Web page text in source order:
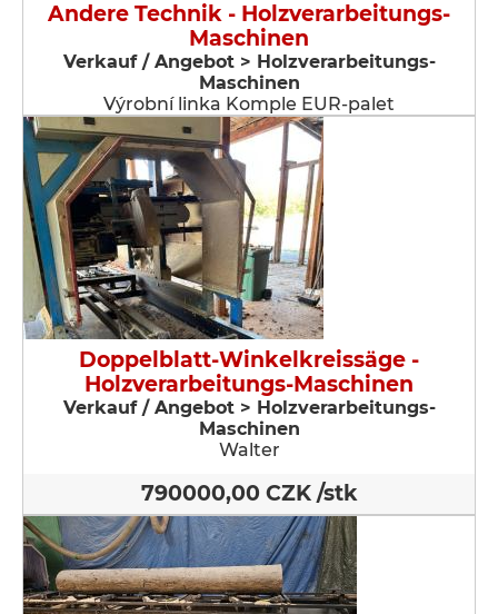
Andere Technik - Holzverarbeitungs-
Maschinen
Verkauf / Angebot > Holzverarbeitungs-
Maschinen
Výrobní linka Komple EUR-palet
Doppelblatt-Winkelkreissäge -
Holzverarbeitungs-Maschinen
Verkauf / Angebot > Holzverarbeitungs-
Maschinen
Walter
790000,00 CZK /stk